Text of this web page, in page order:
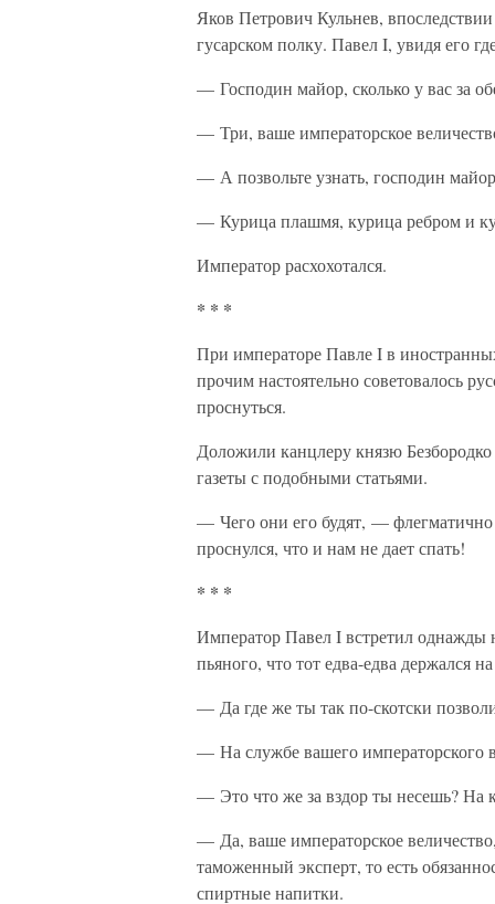
Яков Петрович Кульнев,
гусарском полку. Павел I, увидя его
— Господин майор, сколько у вас за
— Три, ваше императорское
— А позвольте узнать, господин
— Курица плашмя, курица ребром и
Император расхохотался.
* * *
При императоре Павле I в
прочим настоятельно советовалось
проснуться.
Доложили канцлеру князю
газеты с подобными статьями.
— Чего они его будят, — флегматично
проснулся, что и нам не дает спать!
* * *
Император Павел I встретил однажды
пьяного, что тот едва-едва держался
— Да где же ты так по-скотски
— На службе вашего императорского
— Это что же за вздор ты несешь? На
— Да, ваше императорское
таможенный эксперт, то есть
спиртные напитки.